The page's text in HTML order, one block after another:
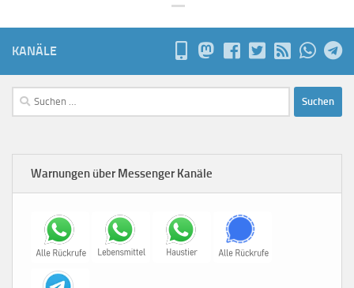
KANÄLE
Suchen
nach:
Warnungen über Messenger Kanäle